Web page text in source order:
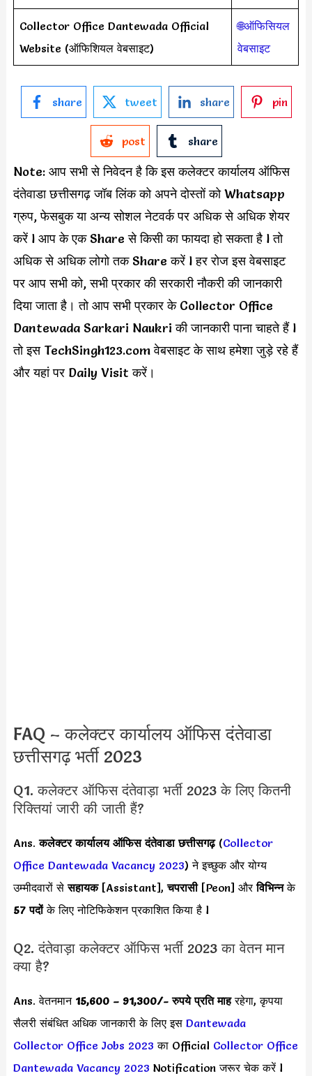
Collector Office Dantewada Official
Website (ऑफिशियल वेबसाइट)
🌐ऑफिसियल
वेबसाइट
share tweet share pin
post share
Note: आप सभी से निवेदन है कि इस कलेक्टर कार्यालय ऑफिस
दंतेवाडा छत्तीसगढ़ जॉब लिंक को अपने दोस्तों को Whatsapp
ग्रुप, फेसबुक या अन्य सोशल नेटवर्क पर अधिक से अधिक शेयर
करें l आप के एक Share से किसी का फायदा हो सकता है l तो
अधिक से अधिक लोगो तक Share करें l हर रोज इस वेबसाइट
पर आप सभी को, सभी प्रकार की सरकारी नौकरी की जानकारी
दिया जाता है। तो आप सभी प्रकार के Collector Office
Dantewada Sarkari Naukri की जानकारी पाना चाहते हैं l
तो इस TechSingh123.com वेबसाइट के साथ हमेशा जुड़े रहे हैं
और यहां पर Daily Visit करें।
FAQ – कलेक्टर कार्यालय ऑफिस दंतेवाडा
छत्तीसगढ़ भर्ती 2023
Q1. कलेक्टर ऑफिस दंतेवाड़ा भर्ती 2023 के लिए कितनी
रिक्तियां जारी की जाती हैं?
Ans.कलेक्टर कार्यालय ऑफिस दंतेवाडा छत्तीसगढ़(Collector
Office Dantewada Vacancy 2023) ने इच्छुक और योग्य
उम्मीदवारों सेसहायक[Assistant],चपरासी[Peon] औरविभिन्नके
57 पदोंके लिए नोटिफिकेशन प्रकाशित किया है l
Q2. दंतेवाड़ा कलेक्टर ऑफिस भर्ती 2023 का वेतन मान
क्या है?
Ans. वेतनमान 15,600 – 91,300/-रुपये प्रति माहरहेगा, कृपया
सैलरी संबंधित अधिक जानकारी के लिए इस Dantewada
Collector Office Jobs 2023 का Official Collector Office
Dantewada Vacancy 2023 Notification जरूर चेक करें l